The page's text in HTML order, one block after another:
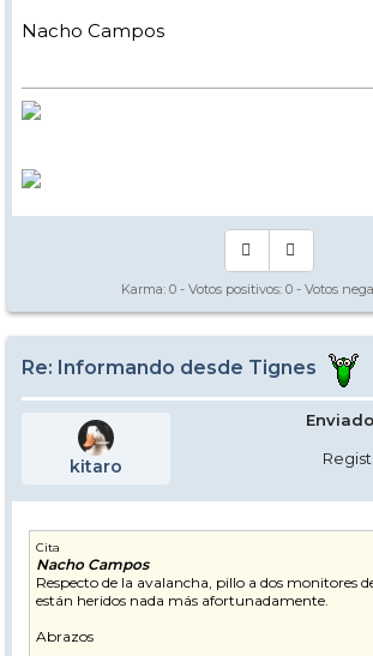
Nacho Campos
Karma: 0 - Votos positivos: 0 - Votos
Re: Informando desde Tignes
kitaro
Cita
Nacho Campos
Respecto de la avalancha, pillo a dos monitores
están heridos nada más afortunadamente.
Abrazos